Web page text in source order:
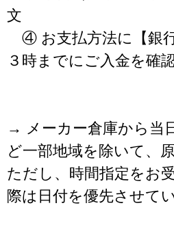
文
④ お支払方法に【銀
３時までにご入金を確
→ メーカー倉庫から当
ど一部地域を除いて、
ただし、時間指定をお
際は日付を優先させて